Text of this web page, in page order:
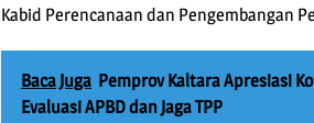
Kabid Perencanaan dan Pengembangan
Baca Juga Pemprov Kaltara Apresiasi
Evaluasi APBD dan Jaga TPP